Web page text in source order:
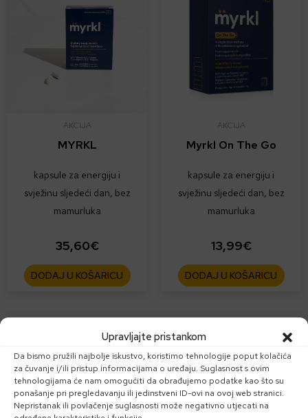
Upravljajte pristankom
Da bismo pružili najbolje iskustvo, koristimo tehnologije poput kolačića
za čuvanje i/ili pristup informacijama o uređaju. Suglasnost s ovim
tehnologijama će nam omogućiti da obrađujemo podatke kao što su
ponašanje pri pregledavanju ili jedinstveni ID-ovi na ovoj web stranici.
Nepristanak ili povlačenje suglasnosti može negativno utjecati na
AKCIJA
MYRKL
kapsule za energiju i
svježinu sljedeći dan, bez
mamurluka
35,60€
DODAJ U KOŠARICU
AKCIJA
Myrkl On The Go
kapsule za energiju i
svježinu sljedeći dan, bez
mamurluka
13,99€
DODAJ U KOŠARICU
proizvod
ima
više
varijanti.
ima
više